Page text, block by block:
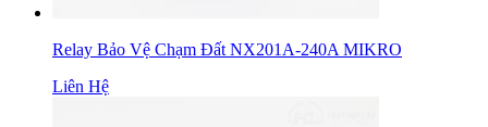
Relay Bảo Vệ Chạm Đất NX201A-240A MIKRO
Liên Hệ